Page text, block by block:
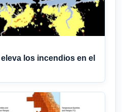
los incendios en el